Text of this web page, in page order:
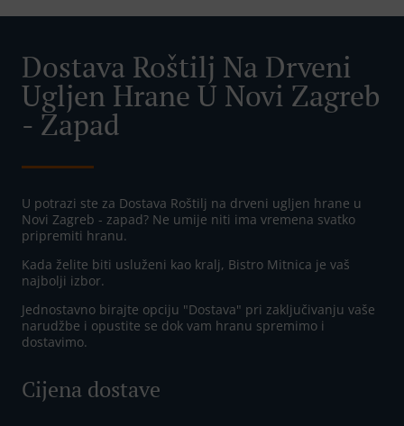
Dostava Roštilj Na Drveni
Ugljen Hrane U Novi Zagreb
- Zapad
U potrazi ste za Dostava Roštilj na drveni ugljen hrane u
Novi Zagreb - zapad? Ne umije niti ima vremena svatko
pripremiti hranu.
Kada želite biti usluženi kao kralj, Bistro Mitnica je vaš
najbolji izbor.
Jednostavno birajte opciju "Dostava" pri zaključivanju vaše
narudžbe i opustite se dok vam hranu spremimo i
dostavimo.
Cijena dostave